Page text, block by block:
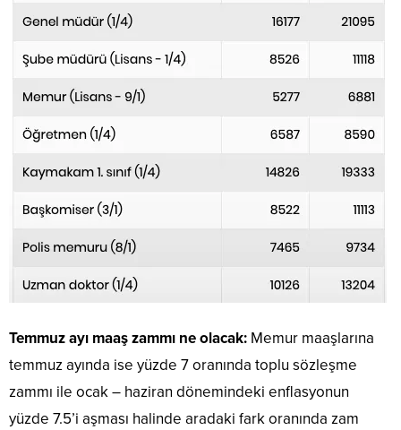
Temmuz ayı maaş zammı ne olacak: Memur maaşlarına
temmuz ayında ise yüzde 7 oranında toplu sözleşme
zammı ile ocak – haziran dönemindeki enflasyonun
yüzde 7.5’i aşması halinde aradaki fark oranında zam